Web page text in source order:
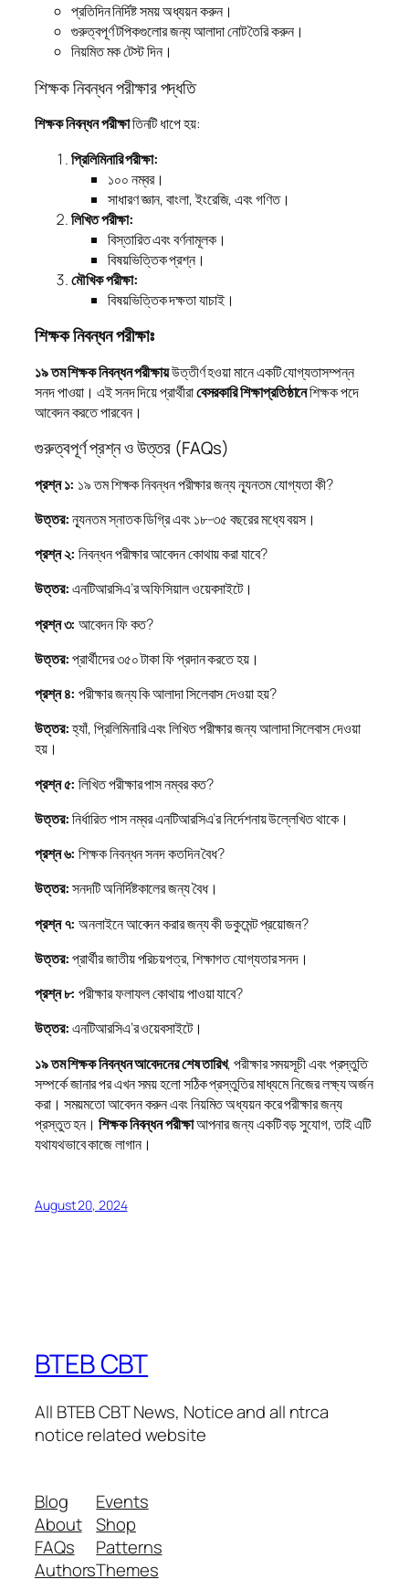
প্রতিদিন নির্দিষ্ট সময় অধ্যয়ন করুন।
গুরুত্বপূর্ণ টপিকগুলোর জন্য আলাদা নোট তৈরি করুন।
নিয়মিত মক টেস্ট দিন।
শিক্ষক নিবন্ধন পরীক্ষার পদ্ধতি
শিক্ষক নিবন্ধন পরীক্ষাতিনটি ধাপে হয়:
প্রিলিমিনারি পরীক্ষা:
১০০ নম্বর।
সাধারণ জ্ঞান, বাংলা, ইংরেজি, এবং গণিত।
লিখিত পরীক্ষা:
বিস্তারিত এবং বর্ণনামূলক।
বিষয়ভিত্তিক প্রশ্ন।
মৌখিক পরীক্ষা:
বিষয়ভিত্তিক দক্ষতা যাচাই।
শিক্ষক নিবন্ধন পরীক্ষাঃ
১৯ তম শিক্ষক নিবন্ধন পরীক্ষায়উত্তীর্ণ হওয়া মানে একটি যোগ্যতাসম্পন্ন
সনদ পাওয়া। এই সনদ দিয়ে প্রার্থীরাবেসরকারি শিক্ষাপ্রতিষ্ঠানেশিক্ষক পদে
আবেদন করতে পারবেন।
গুরুত্বপূর্ণ প্রশ্ন ও উত্তর (FAQs)
প্রশ্ন ১: ১৯ তম শিক্ষক নিবন্ধন পরীক্ষার জন্য ন্যূনতম যোগ্যতা কী?
উত্তর:ন্যূনতম স্নাতক ডিগ্রি এবং ১৮-৩৫ বছরের মধ্যে বয়স।
প্রশ্ন ২: নিবন্ধন পরীক্ষার আবেদন কোথায় করা যাবে?
উত্তর:এনটিআরসিএ’র অফিসিয়াল ওয়েবসাইটে।
প্রশ্ন ৩: আবেদন ফি কত?
উত্তর:প্রার্থীদের ৩৫০ টাকা ফি প্রদান করতে হয়।
প্রশ্ন ৪: পরীক্ষার জন্য কি আলাদা সিলেবাস দেওয়া হয়?
উত্তর:হ্যাঁ, প্রিলিমিনারি এবং লিখিত পরীক্ষার জন্য আলাদা সিলেবাস দেওয়া
হয়।
প্রশ্ন ৫: লিখিত পরীক্ষার পাস নম্বর কত?
উত্তর:নির্ধারিত পাস নম্বর এনটিআরসিএ’র নির্দেশনায় উল্লেখিত থাকে।
প্রশ্ন ৬: শিক্ষক নিবন্ধন সনদ কতদিন বৈধ?
উত্তর:সনদটি অনির্দিষ্টকালের জন্য বৈধ।
প্রশ্ন ৭: অনলাইনে আবেদন করার জন্য কী ডকুমেন্ট প্রয়োজন?
উত্তর:প্রার্থীর জাতীয় পরিচয়পত্র, শিক্ষাগত যোগ্যতার সনদ।
প্রশ্ন ৮: পরীক্ষার ফলাফল কোথায় পাওয়া যাবে?
উত্তর:এনটিআরসিএ’র ওয়েবসাইটে।
১৯ তম শিক্ষক নিবন্ধন আবেদনের শেষ তারিখ, পরীক্ষার সময়সূচী এবং প্রস্তুতি
সম্পর্কে জানার পর এখন সময় হলো সঠিক প্রস্তুতির মাধ্যমে নিজের লক্ষ্য অর্জন
করা। সময়মতো আবেদন করুন এবং নিয়মিত অধ্যয়ন করে পরীক্ষার জন্য
প্রস্তুত হন।শিক্ষক নিবন্ধন পরীক্ষাআপনার জন্য একটি বড় সুযোগ, তাই এটি
যথাযথভাবে কাজে লাগান।
August 20, 2024
BTEB CBT
All BTEB CBT News, Notice and all ntrca
notice related website
Blog
About
FAQs
Authors
Events
Shop
Patterns
Themes